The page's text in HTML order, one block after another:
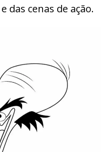
das cenas de ação.